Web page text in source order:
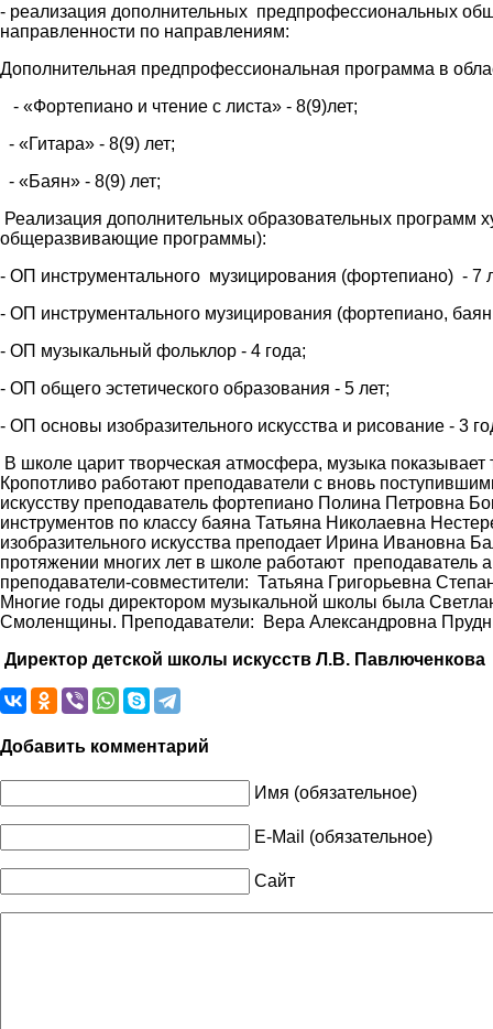
- реализация дополнительных предпрофессиональных
направленности по направлениям:
Дополнительная предпрофессиональная программа в
- «Фортепиано и чтение с листа» - 8(9)лет;
- «Гитара» - 8(9) лет;
- «Баян» - 8(9) лет;
Реализация дополнительных образовательных программ
общеразвивающие программы):
- ОП инструментального музицирования (фортепиано) - 7
- ОП инструментального музицирования (фортепиано, баян,
- ОП музыкальный фольклор - 4 года;
- ОП общего эстетического образования - 5 лет;
- ОП основы изобразительного искусства и рисование - 3
В школе царит творческая атмосфера, музыка
Кропотливо работают преподаватели с вновь
искусству преподаватель фортепиано Полина Петровна
инструментов по классу баяна Татьяна Николаевна
изобразительного искусства преподает Ирина Ивановна
протяжении многих лет в школе работают преподаватель
преподаватели-совместители: Татьяна Григорьевна
Многие годы директором музыкальной школы была
Смоленщины. Преподаватели: Вера Александровна
Директор детской школы искусств Л.В. Павлюченкова
Добавить комментарий
Имя (обязательное)
E-Mail (обязательное)
Сайт